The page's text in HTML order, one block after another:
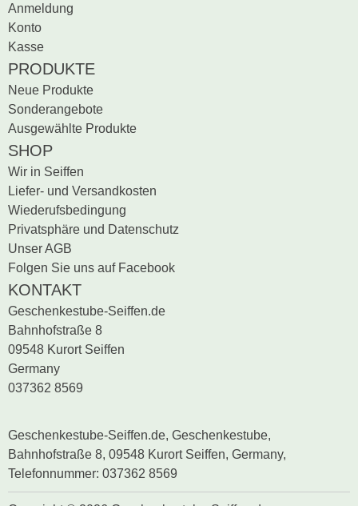
Anmeldung
Konto
Kasse
PRODUKTE
Neue Produkte
Sonderangebote
Ausgewählte Produkte
SHOP
Wir in Seiffen
Liefer- und Versandkosten
Wiederufsbedingung
Privatsphäre und Datenschutz
Unser AGB
Folgen Sie uns auf Facebook
KONTAKT
Geschenkestube-Seiffen.de
Bahnhofstraße 8
09548 Kurort Seiffen
Germany
037362 8569
Geschenkestube-Seiffen.de, Geschenkestube,
Bahnhofstraße 8, 09548 Kurort Seiffen, Germany,
Telefonnummer: 037362 8569